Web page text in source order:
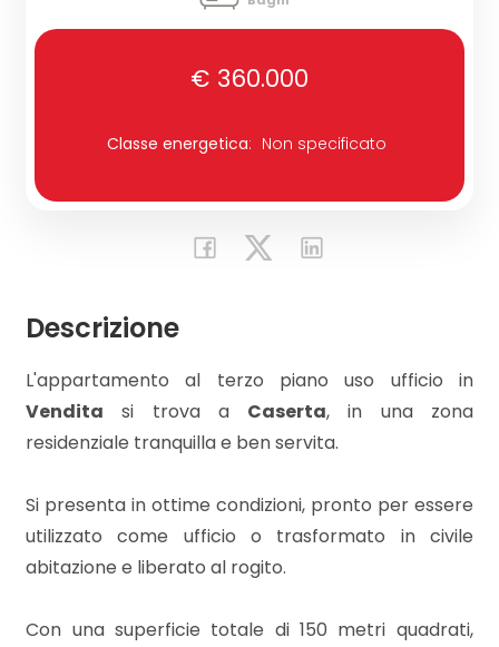
€ 360.000
Classe energetica: Non specificato
Descrizione
L'appartamento al terzo piano uso ufficio in
Vendita si trova a Caserta, in una zona
residenziale tranquilla e ben servita.
Si presenta in ottime condizioni, pronto per essere
utilizzato come ufficio o trasformato in civile
abitazione e liberato al rogito.
Con una superficie totale di 150 metri quadrati,
Prezzo
Totale
mq